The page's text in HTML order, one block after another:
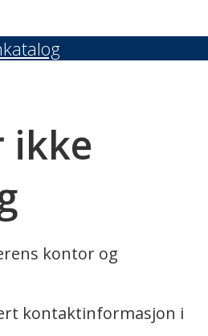
ikke
kontor og
kontaktinformasjon i